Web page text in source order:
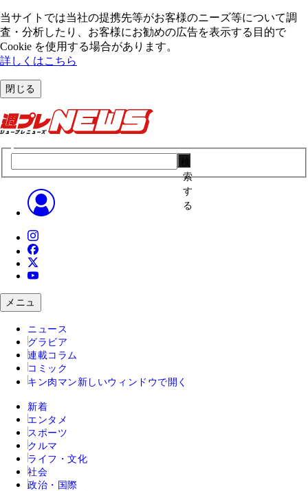
当サイトでは当社の提携先等がお客様のニーズ等について調
査・分析したり、お客様にお勧めの広告を表⽰する⽬的で
Cookie を使⽤する場合があります。
詳しくはこちら
閉じる
索
す
る
メニュ
ニュース
グラビア
連載コラム
コミック
キン肉マン 新しいウィンドウで開く
新着
エンタメ
スポーツ
クルマ
ライフ・文化
社会
政治・国際